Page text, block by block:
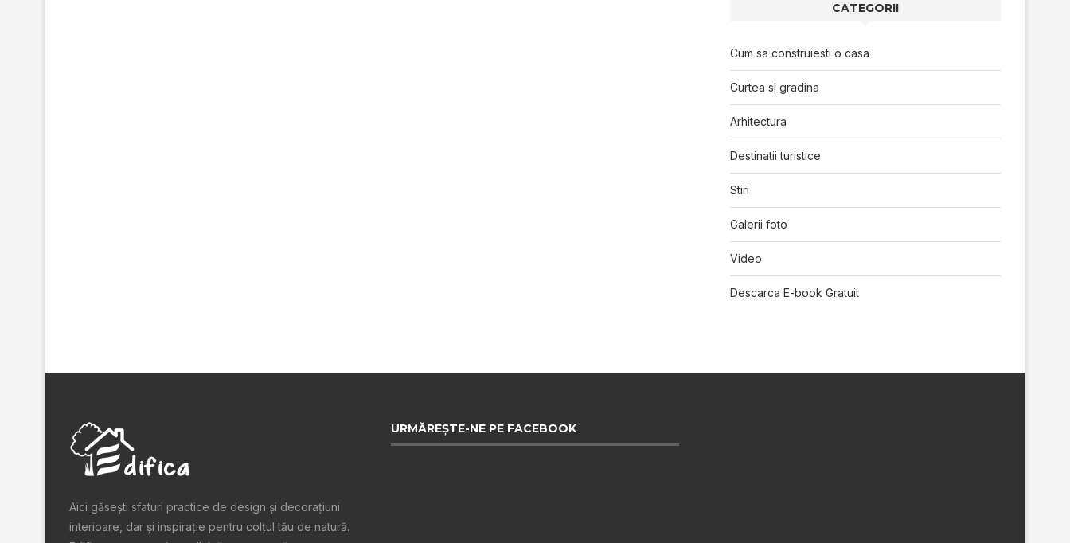
CATEGORII
Cum sa construiesti o casa
Curtea si gradina
Arhitectura
Destinatii turistice
Stiri
Galerii foto
Video
Descarca E-book Gratuit
Aici găsești sfaturi practice de design şi decoraţiuni
interioare, dar și inspiraţie pentru colţul tău de natură.
URMĂREȘTE-NE PE FACEBOOK